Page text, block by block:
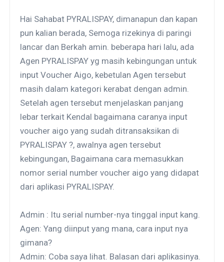
Hai Sahabat PYRALISPAY, dimanapun dan kapan
pun kalian berada, Semoga rizekinya di paringi
lancar dan Berkah amin. beberapa hari lalu, ada
Agen PYRALISPAY yg masih kebingungan untuk
input Voucher Aigo, kebetulan Agen tersebut
masih dalam kategori kerabat dengan admin.
Setelah agen tersebut menjelaskan panjang
lebar terkait Kendal bagaimana caranya input
voucher aigo yang sudah ditransaksikan di
PYRALISPAY ?, awalnya agen tersebut
kebingungan, Bagaimana cara memasukkan
nomor serial number voucher aigo yang didapat
dari aplikasi PYRALISPAY.
Admin : Itu serial number-nya tinggal input kang.
Agen: Yang diinput yang mana, cara input nya
gimana?
Admin: Coba saya lihat. Balasan dari aplikasinya.